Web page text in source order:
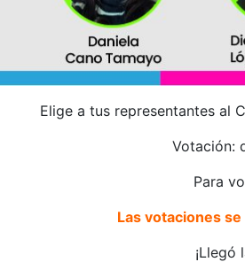
Elige a tus representantes al
Votación:
Para
Las votaciones
¡Llegó